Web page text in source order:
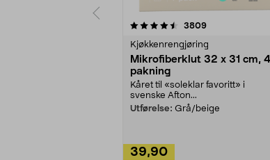
3809anmeldelser
Kjøkkenrengjøring
Mikrofiberklut 32 x 31 cm,
pakning
Kåret til «soleklar favoritt» i
svenske Afton...
Utførelse: Grå/beige
39,90
4.5av 5 stjerner